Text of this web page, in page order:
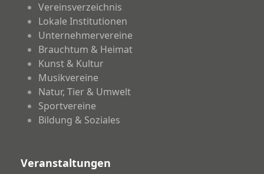
Vereinsverzeichnis
Lokale Institutionen
Unternehmervereine
Brauchtum & Heimat
Kunst & Kultur
Musikvereine
Natur, Tier & Umwelt
Sportvereine
Bildung & Soziales
Veranstaltungen